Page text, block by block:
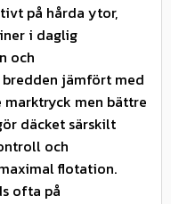
på hårda ytor,
i daglig
och
jämfört med
men bättre
däcket särskilt
och
flotation.
ofta på